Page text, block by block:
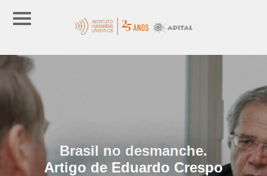
Brasil no desmanche.
Artigo de Eduardo Crespo